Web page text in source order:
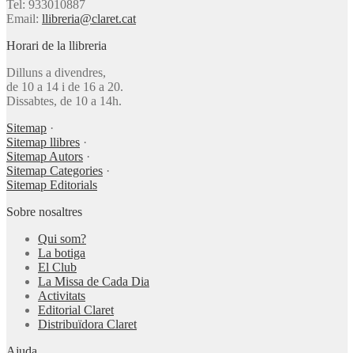
Tel: 933010887
Email: llibreria@claret.cat
Horari de la llibreria
Dilluns a divendres,
de 10 a 14 i de 16 a 20.
Dissabtes, de 10 a 14h.
Sitemap ·
Sitemap llibres ·
Sitemap Autors ·
Sitemap Categories ·
Sitemap Editorials
Sobre nosaltres
Qui som?
La botiga
El Club
La Missa de Cada Dia
Activitats
Editorial Claret
Distribuïdora Claret